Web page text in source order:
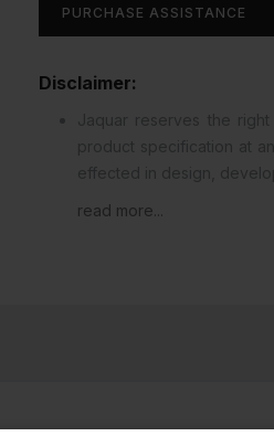
PURCHASE ASSISTANCE
Disclaimer:
read more...